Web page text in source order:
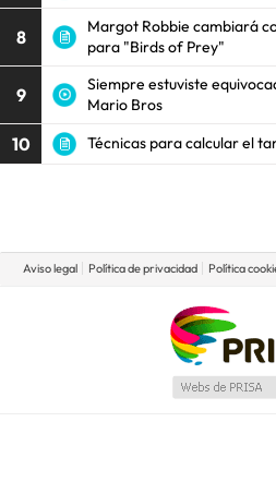
8
Margot Robbie cambiará
para "Birds of Prey"
9
Siempre estuviste
Mario Bros
10 Técnicas para calcular el
Aviso legal Política de privacidad Política